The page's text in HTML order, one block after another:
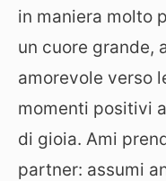
in maniera molto
un cuore grande,
amorevole verso
momenti positivi
di gioia. Ami
partner: assumi